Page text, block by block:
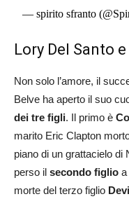
— spirito sfranto
Lory Del Santo
Non solo l’amore, il
Belve ha aperto il suo
dei tre figli. Il primo è
marito Eric Clapton
piano di un grattacielo di
perso il secondo figlio a
morte del terzo figlio